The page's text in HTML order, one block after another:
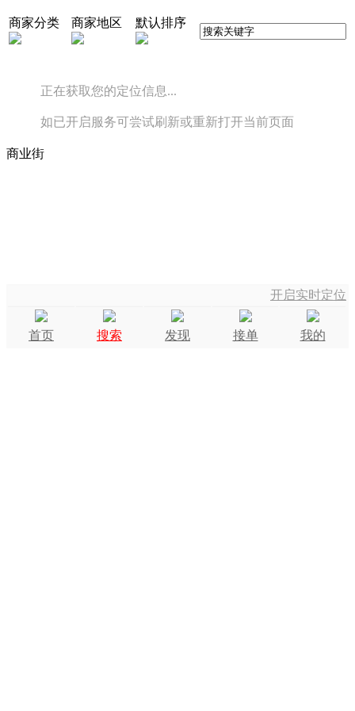
商家分类 商家地区 默认排序
正在获取您的定位信息...
如已开启服务可尝试刷新或重新打开当前页面
商业街
开启实时定位
首页 搜索 发现 接单 我的